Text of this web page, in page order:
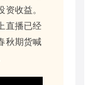
收益。
直播已经
秋期货喊